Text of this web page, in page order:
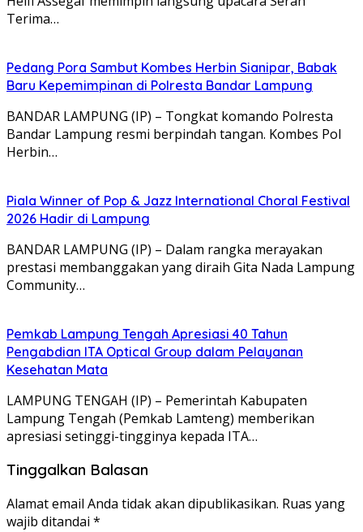
Terima…
Pedang Pora Sambut Kombes Herbin Sianipar, Babak
Baru Kepemimpinan di Polresta Bandar Lampung
BANDAR LAMPUNG (IP) – Tongkat komando Polresta
Bandar Lampung resmi berpindah tangan. Kombes Pol
Herbin…
Piala Winner of Pop & Jazz International Choral Festival
2026 Hadir di Lampung
BANDAR LAMPUNG (IP) – Dalam rangka merayakan
prestasi membanggakan yang diraih Gita Nada Lampung
Community…
Pemkab Lampung Tengah Apresiasi 40 Tahun
Pengabdian ITA Optical Group dalam Pelayanan
Kesehatan Mata
LAMPUNG TENGAH (IP) – Pemerintah Kabupaten
Lampung Tengah (Pemkab Lamteng) memberikan
apresiasi setinggi-tingginya kepada ITA…
Tinggalkan Balasan
Alamat email Anda tidak akan dipublikasikan. Ruas yang
wajib ditandai *